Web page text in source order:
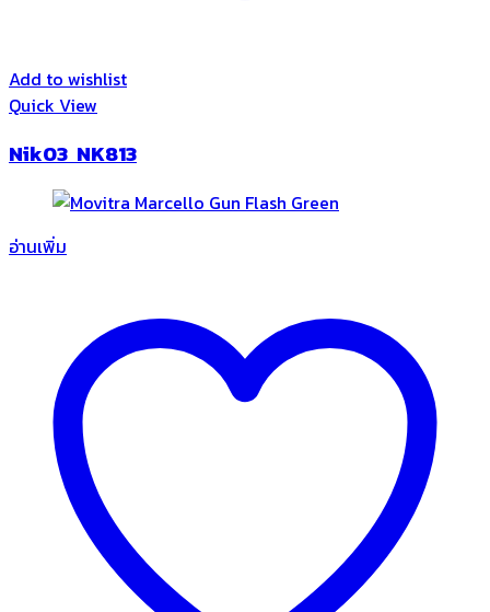
Add to wishlist
Quick View
Nik03 NK813
อ่านเพิ่ม